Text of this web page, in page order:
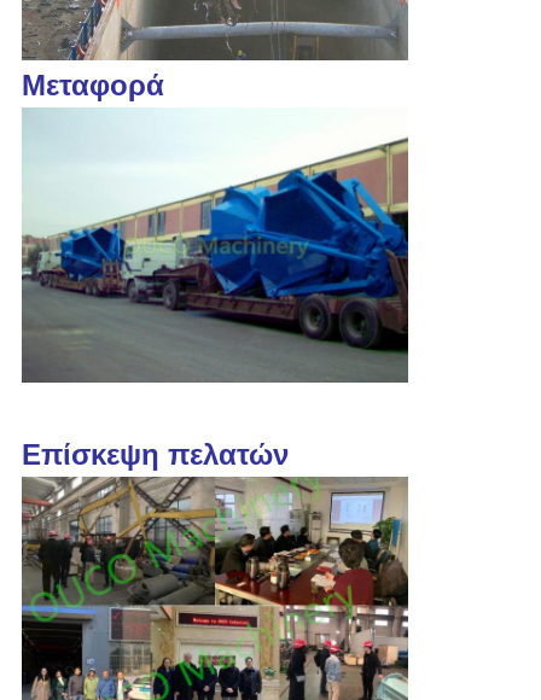
Μεταφορά
Επίσκεψη πελατών